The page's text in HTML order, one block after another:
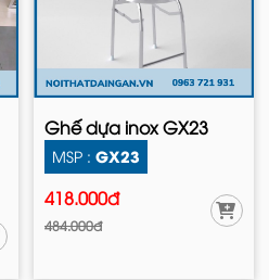
Ghế dựa inox GX23
MSP : GX23
418.000đ
484.000đ